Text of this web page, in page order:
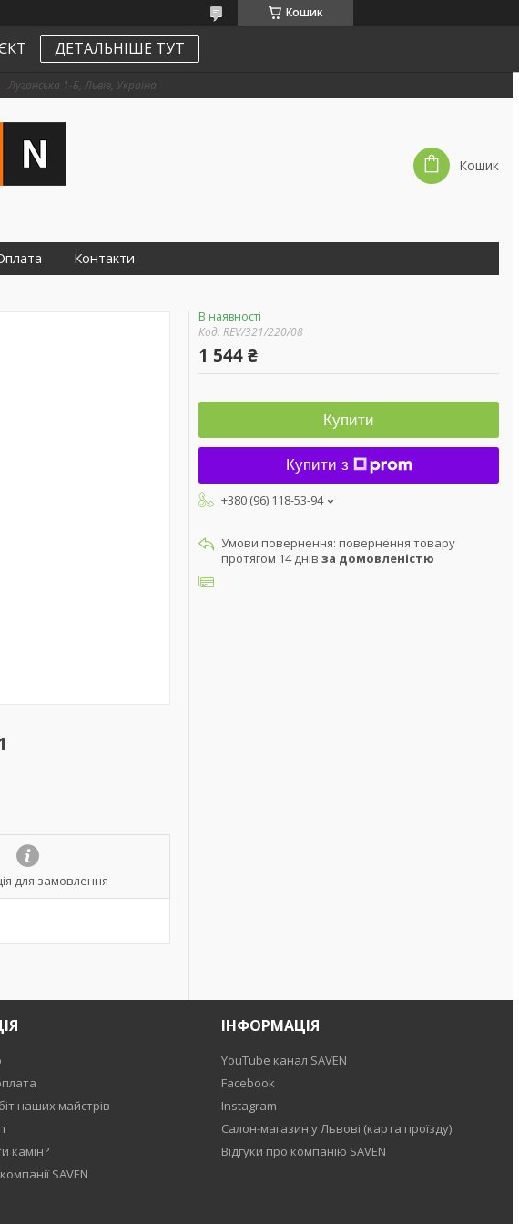
Кошик
ДЕТАЛЬНІШЕ ТУТ
Луганська 1-Б, Львів, Україна
Кошик
Контакти
для замовлення
В наявності
Код:REV/321/220/08
1 544 ₴
Купити
Купити з
+380 (96) 118-53-94
повернення товару
протягом 14 днів за домовленістю
наших майстрів
камін?
SAVEN
ІНФОРМАЦІЯ
YouTube канал SAVEN
Facebook
Instagram
Салон-магазин у Львові (карта проїзду)
Відгуки про компанію SAVEN